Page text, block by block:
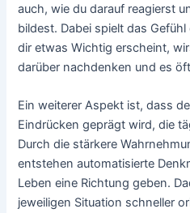
auch, wie du darauf reagierst
bildest. Dabei spielt das
dir etwas Wichtig erscheint,
darüber nachdenken und es
Ein weiterer Aspekt ist, dass
Eindrücken geprägt wird, die
Durch die stärkere
entstehen automatisierte
Leben eine Richtung geben.
jeweiligen Situation schneller